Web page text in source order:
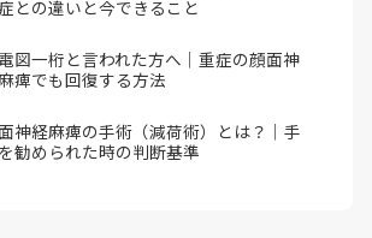
との違いと今できること
図一桁と言われた方へ｜重症の顔面神
痺でも回復する方法
神経麻痺の手術（減荷術）とは？｜手
勧められた時の判断基準